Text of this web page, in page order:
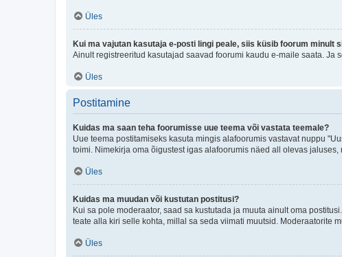
Üles
Kui ma vajutan kasutaja e-posti lingi peale, siis küsib foorum minult
Ainult registreeritud kasutajad saavad foorumi kaudu e-maile saata. Ja
Üles
Postitamine
Kuidas ma saan teha foorumisse uue teema või vastata teemale?
Uue teema postitamiseks kasuta mingis alafoorumis vastavat nuppu
toimi. Nimekirja oma õigustest igas alafoorumis näed all olevas
Üles
Kuidas ma muudan või kustutan postitusi?
Kui sa pole moderaator, saad sa kustutada ja muuta ainult oma
teate alla kiri selle kohta, millal sa seda viimati muutsid. Moderaatorite
Üles